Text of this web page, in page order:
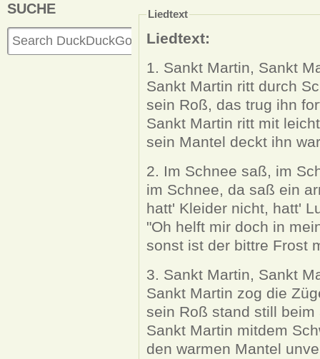
SUCHE Liedtext
Liedtext:
1. Sankt Martin, Sankt
Sankt Martin ritt durch
sein Roß, das trug ihn
Sankt Martin ritt mit
sein Mantel deckt ihn
2. Im Schnee saß, im
im Schnee, da saß ein
hatt' Kleider nicht, hatt'
"Oh helft mir doch in
sonst ist der bittre Frost
3. Sankt Martin, Sankt
Sankt Martin zog die
sein Roß stand still beim
Sankt Martin mitdem
den warmen Mantel